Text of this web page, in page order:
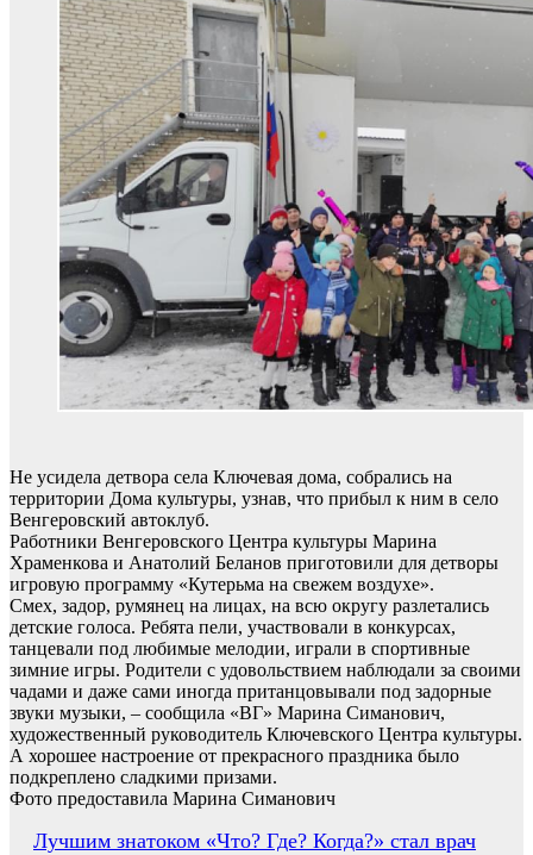
Не усидела детвора села Ключевая дома, собрались на
территории Дома культуры, узнав, что прибыл к ним в село
Венгеровский автоклуб.
Работники Венгеровского Центра культуры Марина
Храменкова и Анатолий Беланов приготовили для детворы
игровую программу «Кутерьма на свежем воздухе».
Смех, задор, румянец на лицах, на всю округу разлетались
детские голоса. Ребята пели, участвовали в конкурсах,
танцевали под любимые мелодии, играли в спортивные
зимние игры. Родители с удовольствием наблюдали за своими
чадами и даже сами иногда пританцовывали под задорные
звуки музыки, – сообщила «ВГ» Марина Симанович,
художественный руководитель Ключевского Центра культуры.
А хорошее настроение от прекрасного праздника было
подкреплено сладкими призами.
Фото предоставила Марина Симанович
Навигация
Лучшим знатоком «Что? Где? Когда?» стал врач